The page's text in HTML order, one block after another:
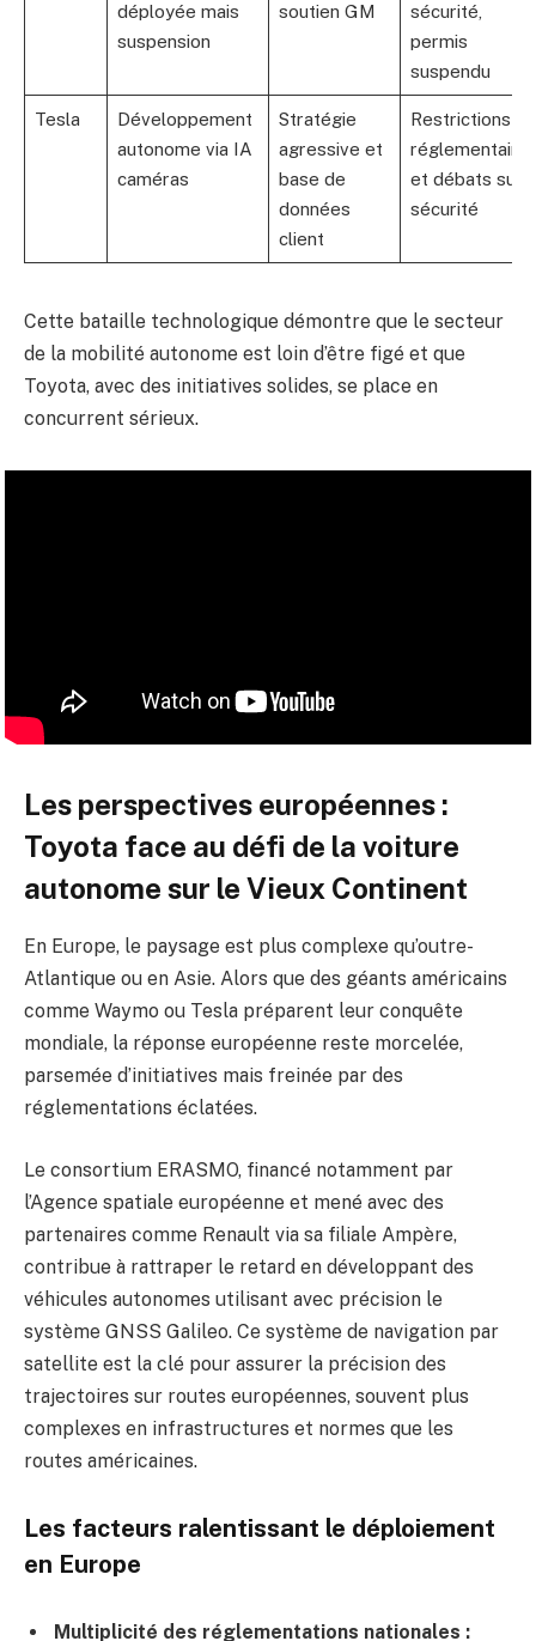
déployée mais
suspension
soutien GM
sécurité,
permis
suspendu
Tesla
Développement
autonome via IA
caméras
Stratégie
agressive et
base de
données
client
Restrictions
et débats sur
sécurité
Cette bataille technologique démontre que le secteur
de la mobilité autonome est loin d’être figé et que
Toyota, avec des initiatives solides, se place en
concurrent sérieux.
Les perspectives européennes :
Toyota face au défi de la voiture
autonome sur le Vieux Continent
En Europe, le paysage est plus complexe qu’outre-
Atlantique ou en Asie. Alors que des géants américains
comme Waymo ou Tesla préparent leur conquête
mondiale, la réponse européenne reste morcelée,
parsemée d’initiatives mais freinée par des
réglementations éclatées.
Le consortium ERASMO, financé notamment par
l’Agence spatiale européenne et mené avec des
partenaires comme Renault via sa filiale Ampère,
contribue à rattraper le retard en développant des
véhicules autonomes utilisant avec précision le
système GNSS Galileo. Ce système de navigation par
satellite est la clé pour assurer la précision des
trajectoires sur routes européennes, souvent plus
complexes en infrastructures et normes que les
routes américaines.
Les facteurs ralentissant le déploiement
en Europe
Multiplicité des réglementations nationales :